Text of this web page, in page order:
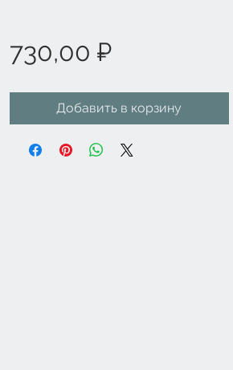
730,00 ₽Цена
Добавить в корзину